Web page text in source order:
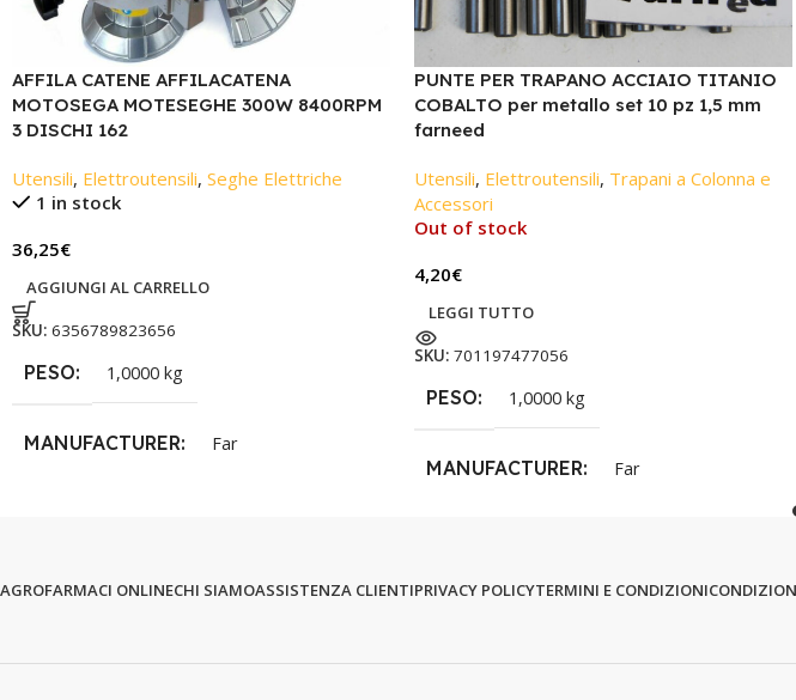
AFFILA CATENE AFFILACATENA
MOTOSEGA MOTESEGHE 300W 8400RPM
3 DISCHI 162
Utensili, Elettroutensili, Seghe Elettriche
1 in stock
36,25€
AGGIUNGI AL CARRELLO
SKU: 6356789823656
PESO 1,0000 kg
MANUFACTURER Far
PUNTE PER TRAPANO ACCIAIO TITANIO
COBALTO per metallo set 10 pz 1,5 mm
farneed
Utensili, Elettroutensili, Trapani a Colonna e
Accessori
Out of stock
4,20€
LEGGI TUTTO
SKU: 701197477056
PESO 1,0000 kg
MANUFACTURER Far
AGROFARMACI ONLINECHI SIAMOASSISTENZA CLIENTIPRIVACY POLICYTERMINI E CONDIZIONI